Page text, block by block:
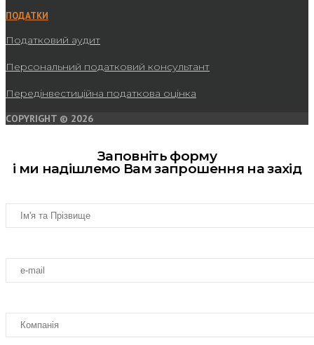
ПОДАТКИ
Податковий аудит
Персональний податковий консультант
Передінвестиційна податкова оцінка
COPYRIGHT © 2026
Заповніть форму
і ми надішлемо Вам запрошення на захід